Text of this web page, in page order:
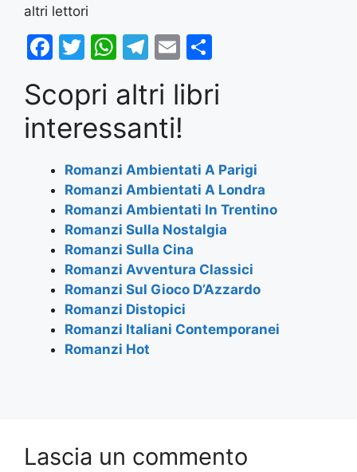
altri lettori
F
c
e
b
o
o
k
T
itt
er
W
at
s
A
p
p
T
e
gr
a
m
E
ai
l
ar
Scopri altri libri
interessanti!
Romanzi Ambientati A Parigi
Romanzi Ambientati A Londra
Romanzi Ambientati In Trentino
Romanzi Sulla Nostalgia
Romanzi Sulla Cina
Romanzi Avventura Classici
Romanzi Sul Gioco D’Azzardo
Romanzi Distopici
Romanzi Italiani Contemporanei
Romanzi Hot
Lascia un commento